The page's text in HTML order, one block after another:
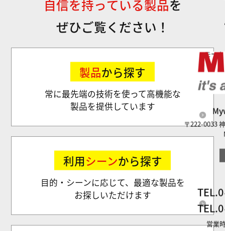
モー
〒222-0033
TEL.
TEL.
営業
自信を持っている製品を
ぜひご覧ください！
製品から探す
常に最先端の技術を使って高機能な
製品を提供しています
利用シーンから探す
目的・シーンに応じて、最適な製品を
お探しいただけます